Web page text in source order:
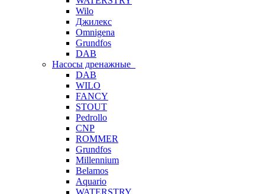
Wilo
Джилекс
Omnigena
Grundfos
DAB
Насосы дренажные
DAB
WILO
FANCY
STOUT
Pedrollo
CNP
ROMMER
Grundfos
Millennium
Belamos
Aquario
WATERSTRY